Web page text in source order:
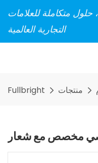
، حلول متكاملة للعلامات
التجارية العالمية
Fullbright منتجات
مخصص مع شعار